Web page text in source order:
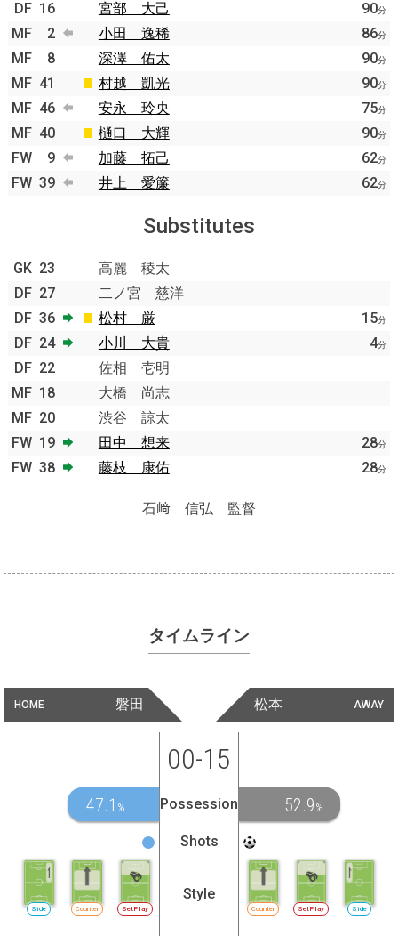
DF 16 宮部 大己 90分
MF 2 小田 逸稀 86分
MF 8 深澤 佑太 90分
MF 41 村越 凱光 90分
MF 46 安永 玲央 75分
MF 40 樋口 大輝 90分
FW 9 加藤 拓己 62分
FW 39 井上 愛簾 62分
Substitutes
GK 23
高麗 稜太
DF 27
二ノ宮 慈洋
DF 36 松村 厳 15分
DF 24 小川 大貴 4分
DF 22
佐相 壱明
MF 18
大橋 尚志
MF 20
渋谷 諒太
FW 19 田中 想来 28分
FW 38 藤枝 康佑 28分
石﨑 信弘 監督
タイムライン
HOME 磐田 AWAY
松本
00-15
47.1 % Possession 52.9 %
Shots
SetPlay
Counter
Side
Style
Counter SetPlay Side